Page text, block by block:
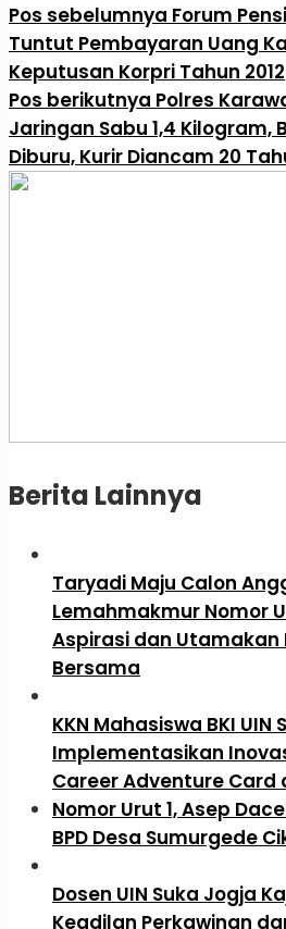
Pos sebelumnya Forum
Tuntut Pembayaran Uang
Keputusan Korpri Tahun 2012
Pos berikutnya Polres
Jaringan Sabu 1,4 Kilogram,
Diburu, Kurir Diancam 20
Berita Lainnya
Taryadi Maju Calon
Lemahmakmur Nomor
Aspirasi dan Utamakan
Bersama
KKN Mahasiswa BKI UIN
Implementasikan
Career Adventure Card
Nomor Urut 1, Asep
BPD Desa Sumurgede
Dosen UIN Suka Jogja
Keadilan Perkawinan